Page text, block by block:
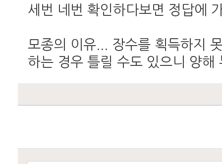
세번 네번 확인하다보면 정답에
모종의 이유... 장수를 획득하지
하는 경우 틀릴 수도 있으니 양해